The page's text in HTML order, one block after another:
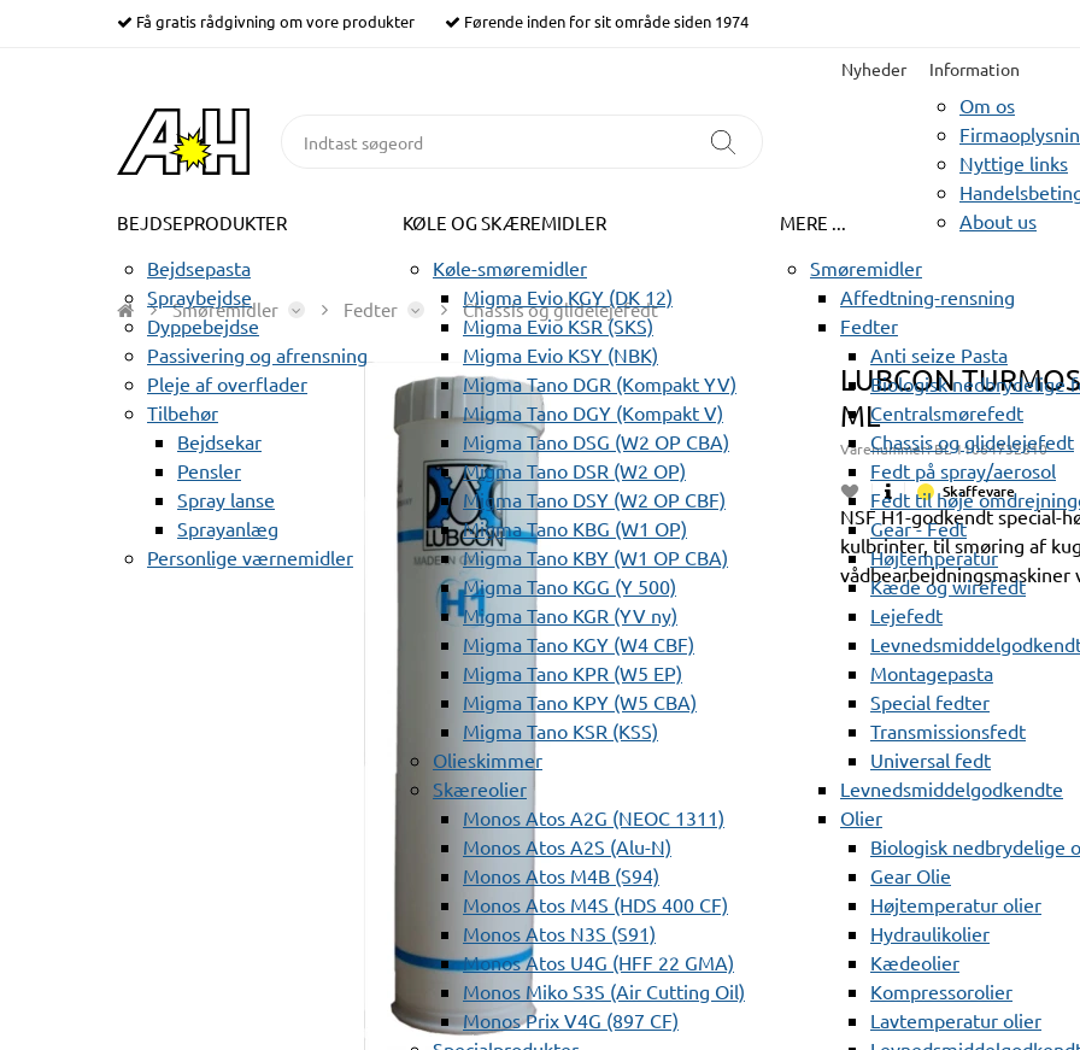
Få gratis rådgivning om vore produkter Førende inden for sit område siden 1974
Nyheder Information
Om os
Nyttige links
About us
BEJDSEPRODUKTER
Bejdsepasta
Spraybejdse
Dyppebejdse
Passivering og afrensning
Pleje af overflader
Tilbehør
Bejdsekar
Pensler
Spray lanse
Sprayanlæg
Personlige værnemidler
KØLE OG SKÆREMIDLER
Køle-smøremidler
Migma Evio KGY (DK 12)
Migma Evio KSR (SKS)
Migma Evio KSY (NBK)
Migma Tano DGR (Kompakt YV)
Migma Tano DGY (Kompakt V)
Migma Tano DSG (W2 OP CBA)
Migma Tano DSR (W2 OP)
Migma Tano DSY (W2 OP CBF)
Migma Tano KBG (W1 OP)
Migma Tano KBY (W1 OP CBA)
Migma Tano KGG (Y 500)
Migma Tano KGR (YV ny)
Migma Tano KGY (W4 CBF)
Migma Tano KPR (W5 EP)
Migma Tano KPY (W5 CBA)
Migma Tano KSR (KSS)
Olieskimmer
Skæreolier
Monos Atos A2G (NEOC 1311)
Monos Atos A2S (Alu-N)
Monos Atos M4B (S94)
Monos Atos M4S (HDS 400 CF)
Monos Atos N3S (S91)
Monos Atos U4G (HFF 22 GMA)
Monos Miko S3S (Air Cutting Oil)
Monos Prix V4G (897 CF)
MERE ...
Smøremidler
Affedtning-rensning
Fedter
Anti seize Pasta
Biologisk nedbrydelige
Centralsmørefedt
Chassis og glidelejefedt
Fedt på spray/aerosol
Fedt til høje
Gear - Fedt
Højtemperatur
Kæde og wirefedt
Lejefedt
Montagepasta
Special fedter
Transmissionsfedt
Universal fedt
Levnedsmiddelgodkendte
Olier
Biologisk nedbrydelige
Gear Olie
Højtemperatur olier
Hydraulikolier
Kædeolier
Kompressorolier
Lavtemperatur olier
Smøremidler Fedter Chassis og glidelejefedt
LUBCON
ML
Varenummer:BL 11064732810
Skaffevare
NSF H1-godkendt special-
kulbrinter, til smøring af
vådbearbejdningsmaskiner